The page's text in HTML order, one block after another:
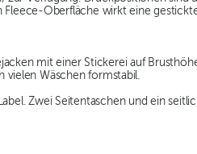
Oberfläche wirkt eine
mit einer Stickerei auf
vielen Wäschen formstabil.
Zwei Seitentaschen und ein